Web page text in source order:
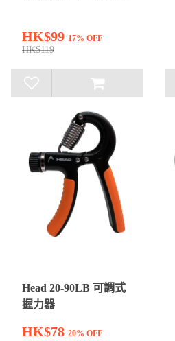
HK$99 17% OFF
HK$119
Head 20-90LB 可調式
握力器
HK$78 20% OFF